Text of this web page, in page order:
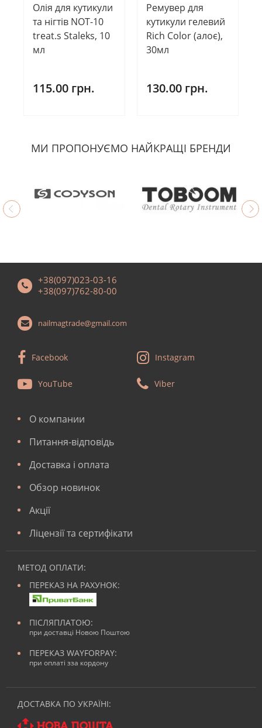
Олія для кутикули
та нігтів NOT-10
treat.s Staleks, 10
мл
115.00 грн.
Ремувер для
кутикули гелевий
Rich Color (алоє),
30мл
130.00 грн.
МИ ПРОПОНУЄМО НАЙКРАЩІ БРЕНДИ
+38(097)023-03-16
+38(097)762-80-00
nailmagtrade@gmail.com
Facebook Instagram
YouTube Viber
О компании
Питання-відповідь
Доставка і оплата
Обзор новинок
Акції
Ліцензії та сертифікати
МЕТОД ОПЛАТИ:
ПЕРЕКАЗ НА РАХУНОК:
ПІСЛЯПЛАТОЮ:
при доставці Новою Поштою
ПЕРЕКАЗ WAYFORPAY:
при оплаті зза кордону
ДОСТАВКА ПО УКРАЇНІ: